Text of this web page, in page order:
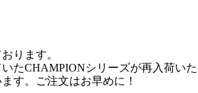
ります。
たCHAMPIONシリーズが再入荷いた
す。ご注文はお早めに！